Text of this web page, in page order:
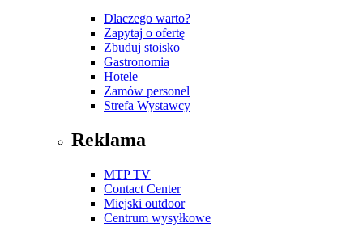
Dlaczego warto?
Zapytaj o ofertę
Zbuduj stoisko
Gastronomia
Hotele
Zamów personel
Strefa Wystawcy
Reklama
MTP TV
Contact Center
Miejski outdoor
Centrum wysyłkowe